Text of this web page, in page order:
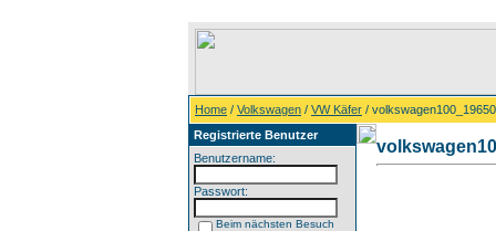
Home / Volkswagen / VW Käfer /
Registrierte Benutzer
Benutzername:
Passwort:
Beim nächsten Besuch